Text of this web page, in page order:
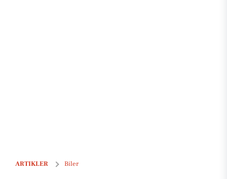
ARTIKLER Biler
10 dyreste biler til salg i nærheden af Fredensborg Kommune